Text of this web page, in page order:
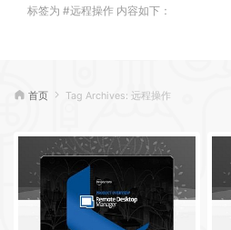
标签为 #远程操作 内容如下：
首页 Tag Archives: 远程操作